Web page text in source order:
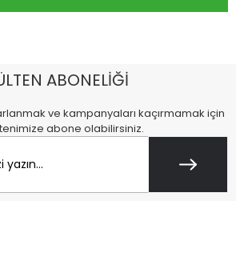
ABONELİĞİ
ve kampanyaları kaçırmamak için
abone olabilirsiniz.